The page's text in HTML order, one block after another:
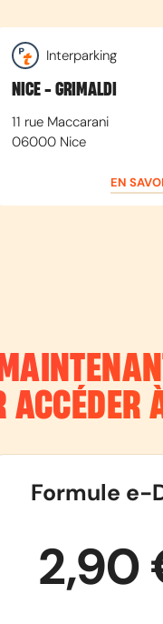
Interparking
NICE - GRIMALDI
11 rue Maccarani
06000 Nice
EN
Formule e-
2,90